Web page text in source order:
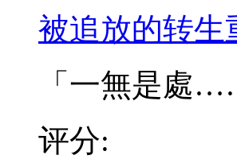
被追放的转生
「一無是處
评分: